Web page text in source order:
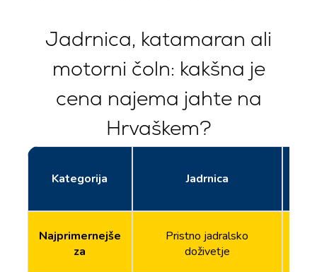
Jadrnica, katamaran ali
motorni čoln: kakšna je
cena najema jahte na
Hrvaškem?
Kategorija Jadrnica
Najprimernejše
za
Pristno jadralsko
doživetje